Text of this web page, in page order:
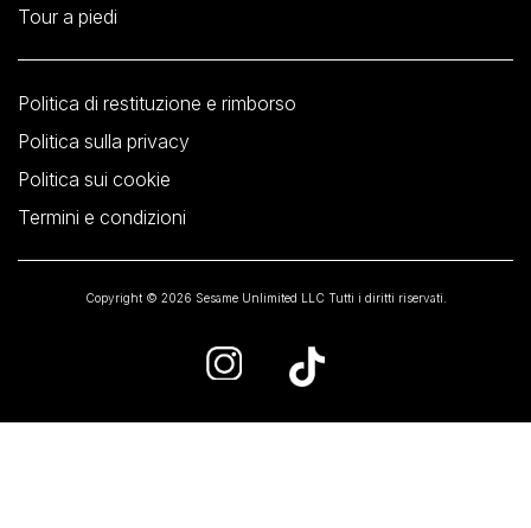
Tour a piedi
Politica di restituzione e rimborso
Politica sulla privacy
Politica sui cookie
Termini e condizioni
Copyright © 2026 Sesame Unlimited LLC Tutti i diritti riservati.